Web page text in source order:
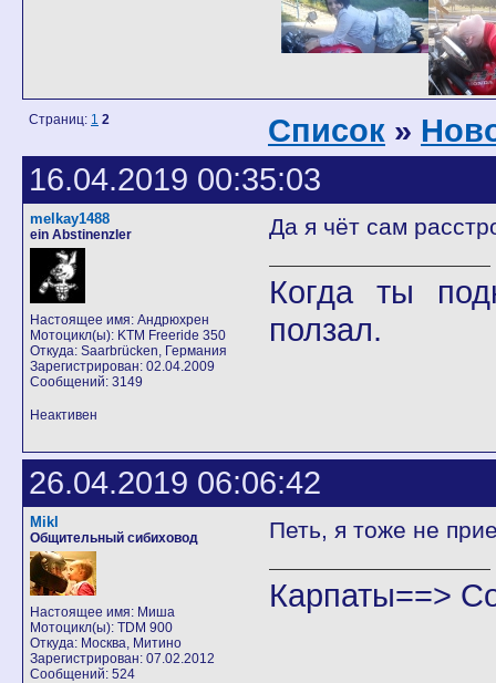
Страниц: 1 2 Список »
16.04.2019 00:35:03
melkay1488
ein Abstinenzler
Настоящее имя: Андрюхрен
Мотоцикл(ы): KTM Freeride 350
Откуда: Saarbrücken, Германия
Зарегистрирован: 02.04.2009
Сообщений: 3149
Да я чёт сам
Когда ты
ползал.
Неактивен
26.04.2019 06:06:42
Mikl
Общительный сибиховод
Настоящее имя: Миша
Мотоцикл(ы): TDM 900
Откуда: Москва, Митино
Зарегистрирован: 07.02.2012
Сообщений: 524
Петь, я тоже не
Карпаты==>